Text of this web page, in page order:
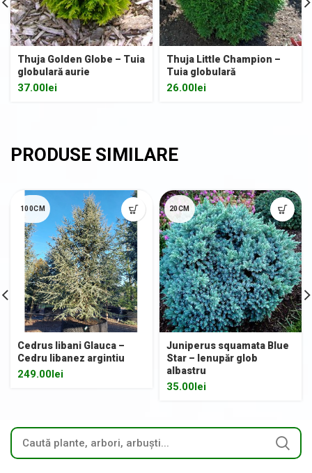
Thuja Golden Globe – Tuia
globulară aurie
37.00lei
Thuja Little Champion –
Tuia globulară
26.00lei
100CM
Cedrus libani Glauca –
Cedru libanez argintiu
249.00lei
20CM
Juniperus squamata Blue
Star – Ienupăr glob
albastru
35.00lei